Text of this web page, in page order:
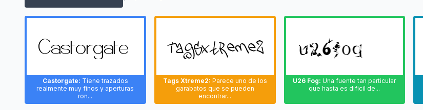
Castorgate: Tiene trazados
realmente muy finos y aperturas
ron...
Tags Xtreme2: Parece uno de los
garabatos que se pueden
encontrar...
U26 Fog: Una fuente tan particular
que hasta es dificil de...